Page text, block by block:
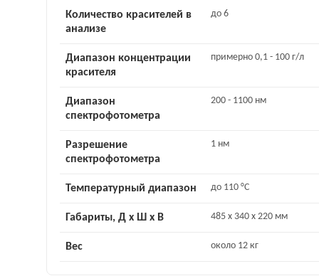
Количество красителей в
анализе
до 6
Диапазон концентрации
красителя
примерно 0,1 - 100 г/л
Диапазон
спектрофотометра
200 - 1100 нм
Разрешение
спектрофотометра
1 нм
Температурный диапазон до 110 °C
Габариты, Д x Ш x В 485 x 340 x 220 мм
Вес около 12 кг